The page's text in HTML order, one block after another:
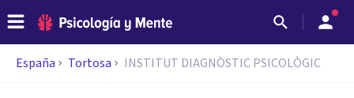
España Tortosa INSTITUT DIAGNÒSTIC PSICOLÒGIC